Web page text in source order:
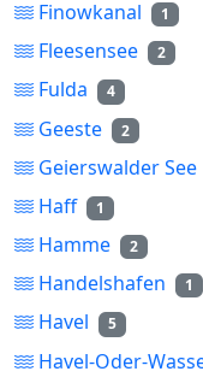
Finowkanal 1
Fleesensee 2
Fulda 4
Geeste 2
Geierswalder See
Haff 1
Hamme 2
Handelshafen 1
Havel 5
Havel-Oder-